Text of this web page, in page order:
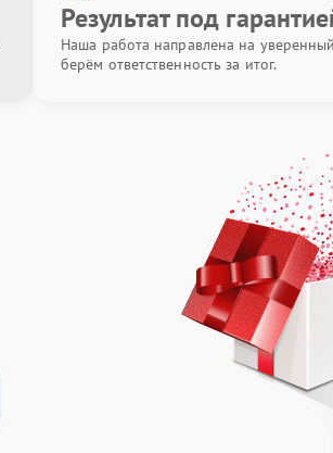
Результат под
Наша работа направлена на
берём ответственность за итог.